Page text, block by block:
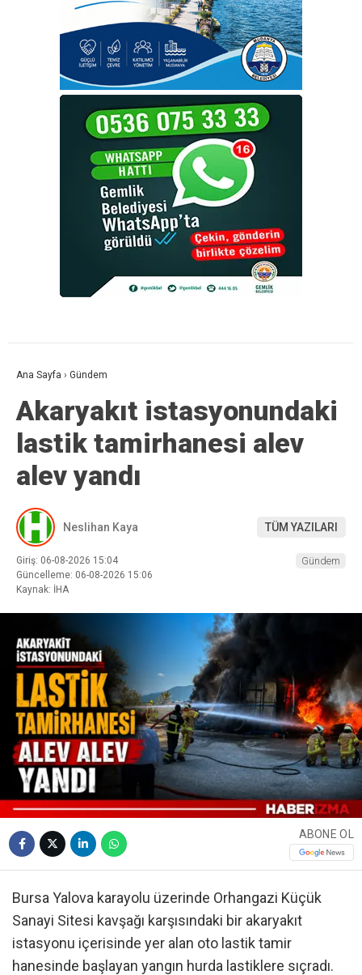
Ana Sayfa › Gündem
Akaryakıt istasyonundaki
lastik tamirhanesi alev
alev yandı
Neslihan Kaya TÜM YAZILARI
Giriş: 06-08-2026 15:04
Güncelleme: 06-08-2026 15:06
Kaynak: İHA
Gündem
ABONE OL
Bursa Yalova karayolu üzerinde Orhangazi Küçük
Sanayi Sitesi kavşağı karşısındaki bir akaryakıt
istasyonu içerisinde yer alan oto lastik tamir
hanesinde başlayan yangın hurda lastiklere sıçradı.